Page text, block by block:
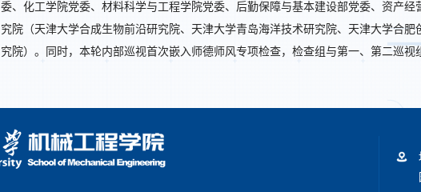
委、化工学院党委、材料科学与工程学院党委、后勤保障与基本建设部党委、资产
究院（天津大学合成生物前沿研究院、天津大学青岛海洋技术研究院、天津大学合
究院）。同时，本轮内部巡视首次嵌入师德师风专项检查，检查组与第一、第二巡视